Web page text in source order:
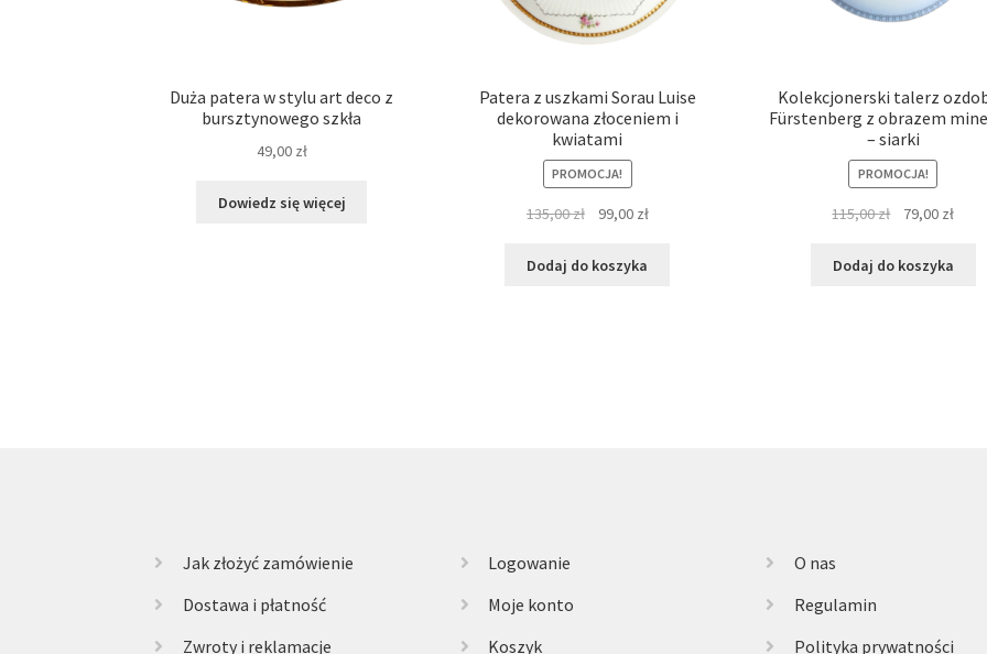
Duża patera w stylu art deco z
bursztynowego szkła
49,00 zł
Dowiedz się więcej
Patera z uszkami Sorau Luise
dekorowana złoceniem i
kwiatami
PROMOCJA!
135,00zł
Pierwotna
wynosiła:
99,00 złAktualna
Dodaj do koszyka
Kolekcjonerski talerz
Fürstenberg z obrazem
– siarki
PROMOCJA!
115,00zł
Pierwotna
wynosiła:
79,00 zł
Dodaj do koszyka
Jak złożyć zamówienie
Dostawa i płatność
Zwroty i reklamacje
Logowanie
Moje konto
Koszyk
O nas
Regulamin
Polityka prywatności